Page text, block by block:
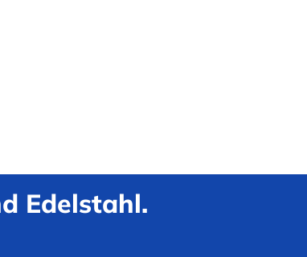
Edelstahl.